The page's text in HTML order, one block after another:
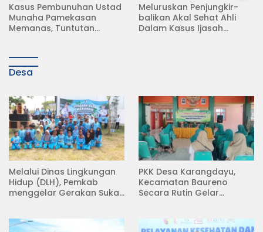
Ustad
Meluruskan Penjungkir-
balikan Akal Sehat Ahli
Dalam Kasus Ijasah
Rampas Motor
Surat Resmi,
Debt Collector di
Desa
Melalui Dinas Lingkungan
Hidup (DLH), Pemkab
menggelar Gerakan Suka
PKK Desa Karangdayu,
Kecamatan Baureno
Secara Rutin Gelar